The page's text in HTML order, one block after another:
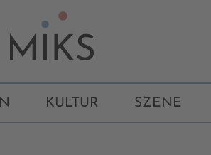
KULTUR SZENE